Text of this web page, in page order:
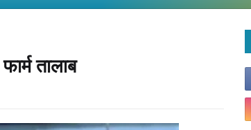
तालाब